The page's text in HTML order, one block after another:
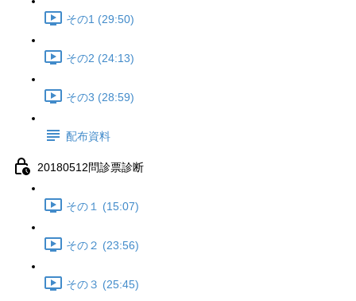
その1 (29:50)
その2 (24:13)
その3 (28:59)
配布資料
20180512問診票診断
その１ (15:07)
その２ (23:56)
その３ (25:45)